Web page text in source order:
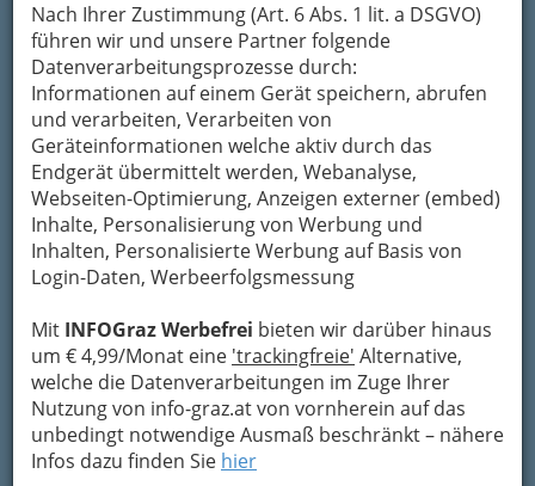
Nach Ihrer Zustimmung (Art. 6 Abs. 1 lit. a DSGVO)
führen wir und unsere Partner folgende
Datenverarbeitungsprozesse durch:
Informationen auf einem Gerät speichern, abrufen
und verarbeiten, Verarbeiten von
Geräteinformationen welche aktiv durch das
Endgerät übermittelt werden, Webanalyse,
Webseiten-Optimierung, Anzeigen externer (embed)
Inhalte, Personalisierung von Werbung und
Inhalten, Personalisierte Werbung auf Basis von
Login-Daten, Werbeerfolgsmessung
Mit INFOGraz Werbefrei bieten wir darüber hinaus
um € 4,99/Monat eine 'trackingfreie' Alternative,
welche die Datenverarbeitungen im Zuge Ihrer
Nutzung von info-graz.at von vornherein auf das
unbedingt notwendige Ausmaß beschränkt – nähere
Infos dazu finden Sie hier
Nicht nur offizielle Vinotheken, viele Restaurants,
Hotels und Gasthäuser öffnen ihren Weinkeller.
In vino veritas (und gut schmeckt es
außerdem)!
Wenn der Tag geht, kommt die Stadt in
Schwung.
zu bleiben, sondern sich dem nächtlichen
Charme der Stadt hinzugeben oder dasgute
Tröpferl aus der Vinothekzu Hause zu
genießen.
Nach den einzelnen Einträgen gibt es noch mehr
Informationen zum Thema.